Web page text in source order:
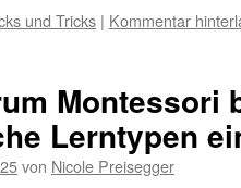
und Tricks | Kommentar
Montessori
Lerntypen
von Nicole Preisegger